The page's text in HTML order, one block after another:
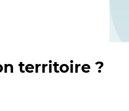
territoire ?